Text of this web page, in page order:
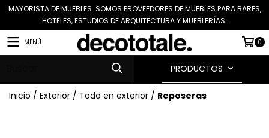
MAYORISTA DE MUEBLES. SOMOS PROVEEDORES DE MUEBLES PARA BARES,
HOTELES, ESTUDIOS DE ARQUITECTURA Y MUEBLERÍAS.
MENÚ 0
PRODUCTOS
Inicio / Exterior / Todo en exterior / Reposeras